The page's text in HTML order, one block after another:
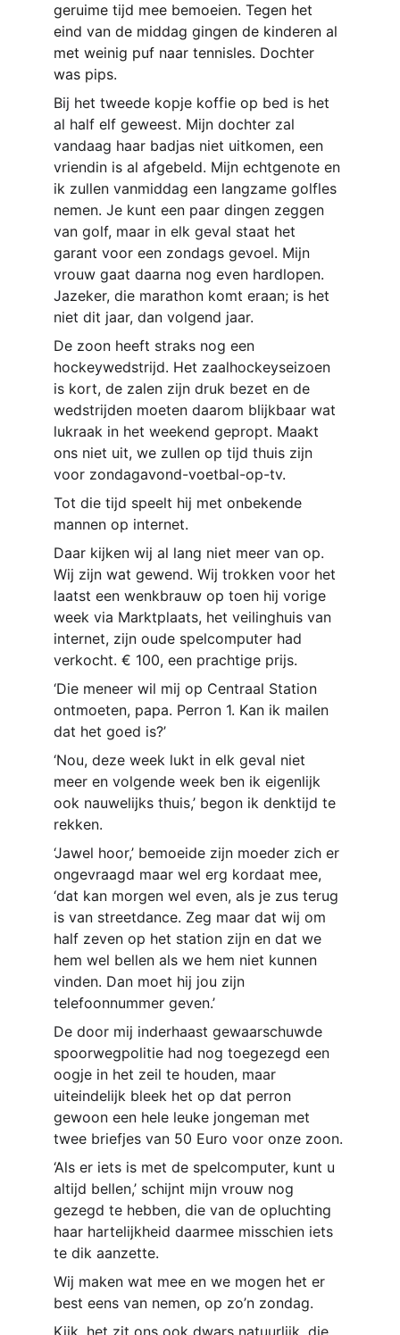
geruime tijd mee bemoeien. Tegen het
eind van de middag gingen de kinderen al
met weinig puf naar tennisles. Dochter
was pips.
Bij het tweede kopje koffie op bed is het
al half elf geweest. Mijn dochter zal
vandaag haar badjas niet uitkomen, een
vriendin is al afgebeld. Mijn echtgenote en
ik zullen vanmiddag een langzame golfles
nemen. Je kunt een paar dingen zeggen
van golf, maar in elk geval staat het
garant voor een zondags gevoel. Mijn
vrouw gaat daarna nog even hardlopen.
Jazeker, die marathon komt eraan; is het
niet dit jaar, dan volgend jaar.
De zoon heeft straks nog een
hockeywedstrijd. Het zaalhockeyseizoen
is kort, de zalen zijn druk bezet en de
wedstrijden moeten daarom blijkbaar wat
lukraak in het weekend gepropt. Maakt
ons niet uit, we zullen op tijd thuis zijn
voor zondagavond-voetbal-op-tv.
Tot die tijd speelt hij met onbekende
mannen op internet.
Daar kijken wij al lang niet meer van op.
Wij zijn wat gewend. Wij trokken voor het
laatst een wenkbrauw op toen hij vorige
week via Marktplaats, het veilinghuis van
internet, zijn oude spelcomputer had
verkocht. € 100, een prachtige prijs.
‘Die meneer wil mij op Centraal Station
ontmoeten, papa. Perron 1. Kan ik mailen
dat het goed is?’
‘Nou, deze week lukt in elk geval niet
meer en volgende week ben ik eigenlijk
ook nauwelijks thuis,’ begon ik denktijd te
rekken.
‘Jawel hoor,’ bemoeide zijn moeder zich er
ongevraagd maar wel erg kordaat mee,
‘dat kan morgen wel even, als je zus terug
is van streetdance. Zeg maar dat wij om
half zeven op het station zijn en dat we
hem wel bellen als we hem niet kunnen
vinden. Dan moet hij jou zijn
telefoonnummer geven.’
De door mij inderhaast gewaarschuwde
spoorwegpolitie had nog toegezegd een
oogje in het zeil te houden, maar
uiteindelijk bleek het op dat perron
gewoon een hele leuke jongeman met
twee briefjes van 50 Euro voor onze zoon.
‘Als er iets is met de spelcomputer, kunt u
altijd bellen,’ schijnt mijn vrouw nog
gezegd te hebben, die van de opluchting
haar hartelijkheid daarmee misschien iets
te dik aanzette.
Wij maken wat mee en we mogen het er
best eens van nemen, op zo’n zondag.
Kijk, het zit ons ook dwars natuurlijk, die